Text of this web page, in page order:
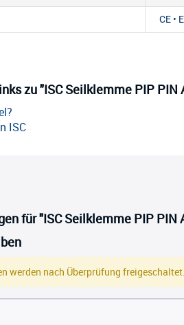
CE •
zu "ISC Seilklemme PIP PIN
ISC
für "ISC Seilklemme PIP PIN
werden nach Überprüfung freigeschaltet.